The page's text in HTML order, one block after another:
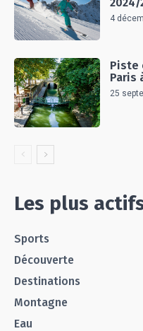
4
Piste
Paris
25
Les plus
Sports
Découverte
Destinations
Montagne
Eau